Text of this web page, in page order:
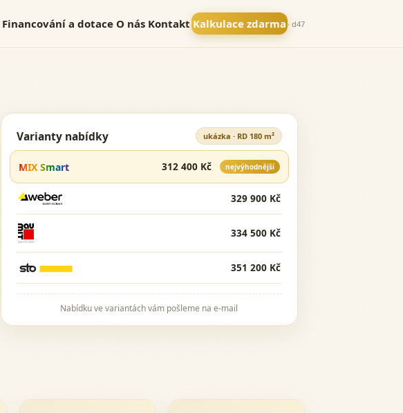
Financování a dotace O nás Kontakt Kalkulace zdarma · d47
Varianty nabídky ukázka · RD 180 m²
MIX Smart 312 400 Kč nejvýhodnější
329 900 Kč
334 500 Kč
351 200 Kč
Nabídku ve variantách vám pošleme na e-mail